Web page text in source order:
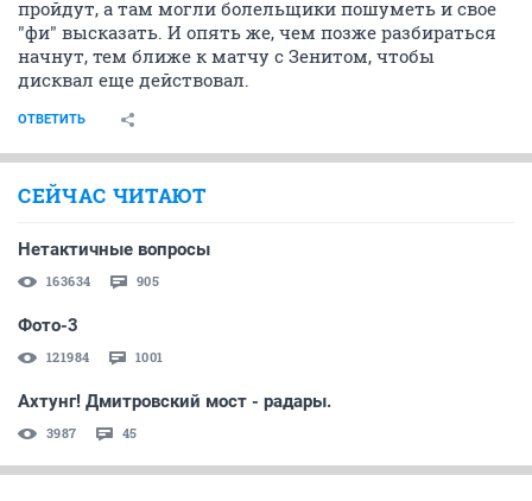
пройдут, а там могли болельщики пошуметь и свое
"фи" высказать. И опять же, чем позже разбираться
начнут, тем ближе к матчу с Зенитом, чтобы
дисквал еще действовал.
ОТВЕТИТЬ
СЕЙЧАС ЧИТАЮТ
Нетактичные вопросы
163634 905
Фото-3
121984 1001
Ахтунг! Дмитровский мост - радары.
3987 45